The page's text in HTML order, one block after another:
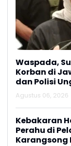
Waspada,
Korban di
dan Polisi
Penipuan
Paylater
Agustus 06, 2026
Kebakaran
Perahu di
Karangsong